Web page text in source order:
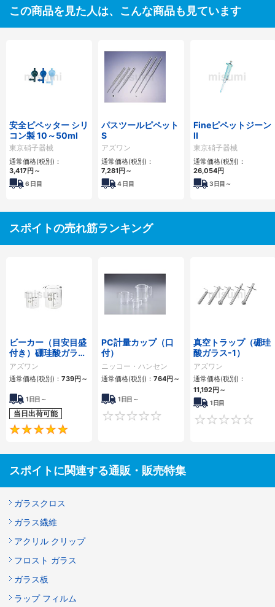
この商品を見た人は、こんな商品も見ています
安全ピペッター シリ
コン製 10～50ml
東京硝子器械
通常価格(税別)：
3,417円 ～
6 日目
パスツールピペット
S
アズワン
通常価格(税別)：
7,281円 ～
4日目
Fineピペットジーン
II
東京硝子器械
通常価格(税別)：
26,054円
3日目～
スポイトの売れ筋ランキング
ビーカー（目安目盛
付き）硼珪酸ガラス
容量（ml） 10～
10000
アズワン
通常価格(税別)： 739円 ～
1日目～
当日出荷可能
PC計量カップ（口
付）
ニッコー・ハンセン
通常価格(税別)： 764円 ～
1日目～
0
真空トラップ（硼珪
酸ガラス-1）
アズワン
通常価格(税別)：
11,192円 ～
1日目
スポイトに関連する通販・販売特集
ガラスクロス
ガラス繊維
アクリル クリップ
フロスト ガラス
ガラス板
ラップ フィルム